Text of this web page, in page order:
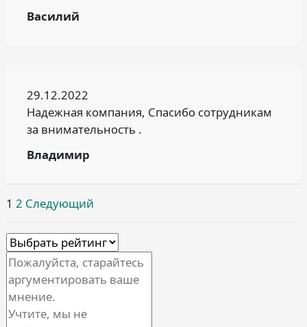
Василий
29.12.2022
Надежная компания, Спасибо сотрудникам
за внимательность .
Владимир
Site
Reviews
навигация
Страница
1 Страница
2 Следующий